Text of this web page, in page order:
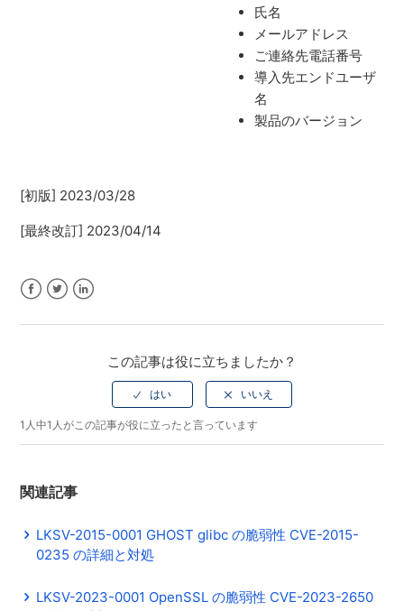
氏名
メールアドレス
ご連絡先電話番号
導入先エンドユーザ
名
製品のバージョン
[初版] 2023/03/28
[最終改訂] 2023/04/14
この記事は役に立ちましたか？
1人中1人がこの記事が役に立ったと言っています
関連記事
LKSV-2015-0001 GHOST glibc の脆弱性 CVE-2015-
0235 の詳細と対処
LKSV-2023-0001 OpenSSL の脆弱性 CVE-2023-2650